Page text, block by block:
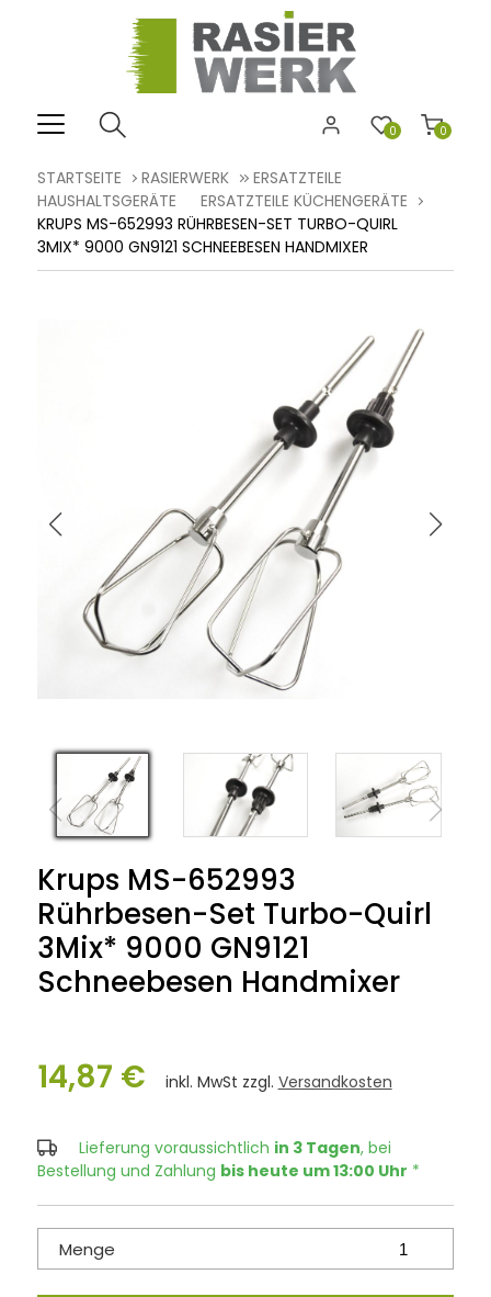
0
0
STARTSEITE RASIERWERK
ERSATZTEILE
HAUSHALTSGERÄTE
ERSATZTEILE KÜCHENGERÄTE
KRUPS MS-652993 RÜHRBESEN-SET TURBO-QUIRL
3MIX* 9000 GN9121 SCHNEEBESEN HANDMIXER
Krups MS-652993
Rührbesen-Set Turbo-Quirl
3Mix* 9000 GN9121
Schneebesen Handmixer
14,87 € inkl. MwSt zzgl. Versandkosten
Lieferung voraussichtlich in 3 Tagen, bei
Bestellung und Zahlung bis heute um 13:00 Uhr *
Menge